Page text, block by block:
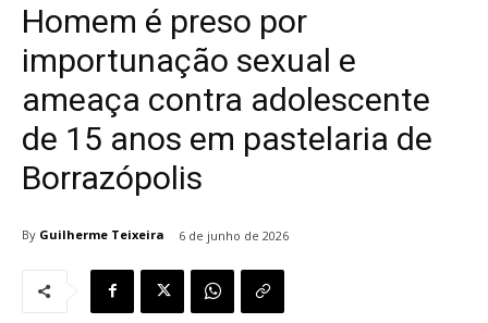
Homem é preso por
importunação sexual e
ameaça contra adolescente
de 15 anos em pastelaria de
Borrazópolis
By Guilherme Teixeira 6 de junho de 2026